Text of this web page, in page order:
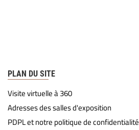
PLAN DU SITE
Visite virtuelle à 360
Adresses des salles d'exposition
PDPL et notre politique de confidentialité